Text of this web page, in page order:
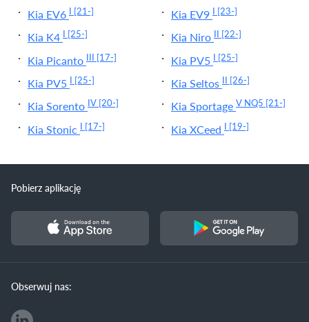
Kia EV6 I [21-] Kia EV9 I [23-]
Kia K4 I [25-] Kia Niro II [22-]
Kia Picanto III [17-] Kia PV5 I [25-]
Kia PV5 I [25-] Kia Seltos II [26-]
Kia Sorento IV [20-] Kia Sportage V NQ5 [21-]
Kia Stonic I [17-] Kia XCeed I [19-]
Pobierz aplikację
Obserwuj nas: